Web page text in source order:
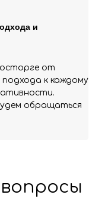
от
к каждому
обращаться
и